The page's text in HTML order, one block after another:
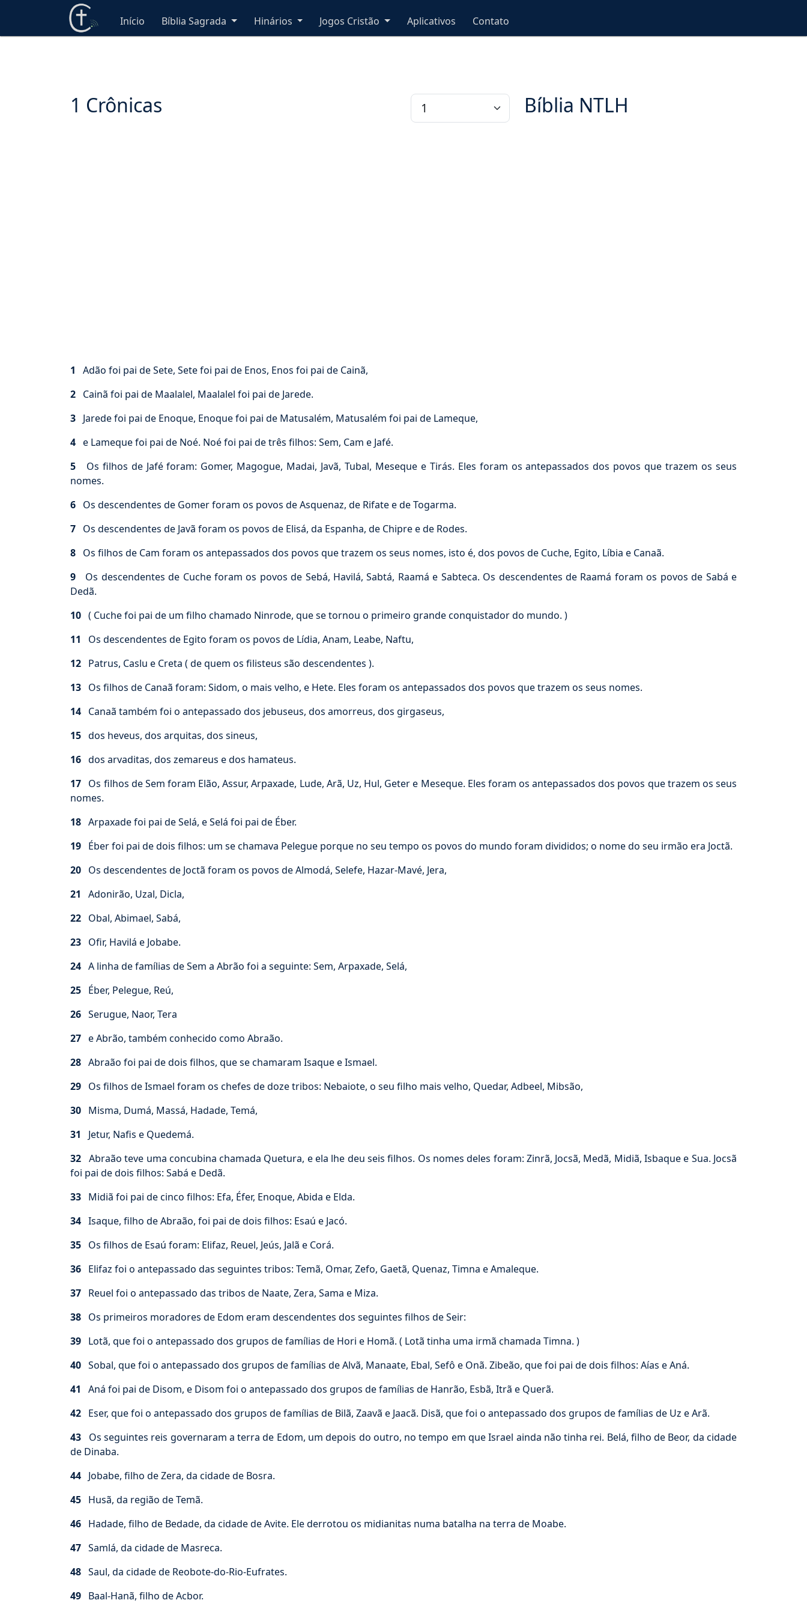
Início Bíblia Sagrada Hinários Jogos Cristão Aplicativos Contato
1 Crônicas Bíblia NTLH
1 Adão foi pai de Sete, Sete foi pai de Enos, Enos foi pai de Cainã,
2 Cainã foi pai de Maalalel, Maalalel foi pai de Jarede.
3 Jarede foi pai de Enoque, Enoque foi pai de Matusalém, Matusalém foi pai de Lameque,
4 e Lameque foi pai de Noé. Noé foi pai de três filhos: Sem, Cam e Jafé.
5 Os filhos de Jafé foram: Gomer, Magogue, Madai, Javã, Tubal, Meseque e Tirás. Eles foram os antepassados dos povos que trazem os seus
nomes.
6 Os descendentes de Gomer foram os povos de Asquenaz, de Rifate e de Togarma.
7 Os descendentes de Javã foram os povos de Elisá, da Espanha, de Chipre e de Rodes.
8 Os filhos de Cam foram os antepassados dos povos que trazem os seus nomes, isto é, dos povos de Cuche, Egito, Líbia e Canaã.
9 Os descendentes de Cuche foram os povos de Sebá, Havilá, Sabtá, Raamá e Sabteca. Os descendentes de Raamá foram os povos de Sabá e
Dedã.
10 ( Cuche foi pai de um filho chamado Ninrode, que se tornou o primeiro grande conquistador do mundo. )
11 Os descendentes de Egito foram os povos de Lídia, Anam, Leabe, Naftu,
12 Patrus, Caslu e Creta ( de quem os filisteus são descendentes ).
13 Os filhos de Canaã foram: Sidom, o mais velho, e Hete. Eles foram os antepassados dos povos que trazem os seus nomes.
14 Canaã também foi o antepassado dos jebuseus, dos amorreus, dos girgaseus,
15 dos heveus, dos arquitas, dos sineus,
16 dos arvaditas, dos zemareus e dos hamateus.
17 Os filhos de Sem foram Elão, Assur, Arpaxade, Lude, Arã, Uz, Hul, Geter e Meseque. Eles foram os antepassados dos povos que trazem os seus
nomes.
18 Arpaxade foi pai de Selá, e Selá foi pai de Éber.
19 Éber foi pai de dois filhos: um se chamava Pelegue porque no seu tempo os povos do mundo foram divididos; o nome do seu irmão era Joctã.
20 Os descendentes de Joctã foram os povos de Almodá, Selefe, Hazar-Mavé, Jera,
21 Adonirão, Uzal, Dicla,
22 Obal, Abimael, Sabá,
23 Ofir, Havilá e Jobabe.
24 A linha de famílias de Sem a Abrão foi a seguinte: Sem, Arpaxade, Selá,
25 Éber, Pelegue, Reú,
26 Serugue, Naor, Tera
27 e Abrão, também conhecido como Abraão.
28 Abraão foi pai de dois filhos, que se chamaram Isaque e Ismael.
29 Os filhos de Ismael foram os chefes de doze tribos: Nebaiote, o seu filho mais velho, Quedar, Adbeel, Mibsão,
30 Misma, Dumá, Massá, Hadade, Temá,
31 Jetur, Nafis e Quedemá.
32 Abraão teve uma concubina chamada Quetura, e ela lhe deu seis filhos. Os nomes deles foram: Zinrã, Jocsã, Medã, Midiã, Isbaque e Sua. Jocsã
foi pai de dois filhos: Sabá e Dedã.
33 Midiã foi pai de cinco filhos: Efa, Éfer, Enoque, Abida e Elda.
34 Isaque, filho de Abraão, foi pai de dois filhos: Esaú e Jacó.
35 Os filhos de Esaú foram: Elifaz, Reuel, Jeús, Jalã e Corá.
36 Elifaz foi o antepassado das seguintes tribos: Temã, Omar, Zefo, Gaetã, Quenaz, Timna e Amaleque.
37 Reuel foi o antepassado das tribos de Naate, Zera, Sama e Miza.
38 Os primeiros moradores de Edom eram descendentes dos seguintes filhos de Seir:
39 Lotã, que foi o antepassado dos grupos de famílias de Hori e Homã. ( Lotã tinha uma irmã chamada Timna. )
40 Sobal, que foi o antepassado dos grupos de famílias de Alvã, Manaate, Ebal, Sefô e Onã. Zibeão, que foi pai de dois filhos: Aías e Aná.
41 Aná foi pai de Disom, e Disom foi o antepassado dos grupos de famílias de Hanrão, Esbã, Itrã e Querã.
42 Eser, que foi o antepassado dos grupos de famílias de Bilã, Zaavã e Jaacã. Disã, que foi o antepassado dos grupos de famílias de Uz e Arã.
43 Os seguintes reis governaram a terra de Edom, um depois do outro, no tempo em que Israel ainda não tinha rei. Belá, filho de Beor, da cidade
de Dinaba.
44 Jobabe, filho de Zera, da cidade de Bosra.
45 Husã, da região de Temã.
46 Hadade, filho de Bedade, da cidade de Avite. Ele derrotou os midianitas numa batalha na terra de Moabe.
47 Samlá, da cidade de Masreca.
48 Saul, da cidade de Reobote-do-Rio-Eufrates.
49 Baal-Hanã, filho de Acbor.